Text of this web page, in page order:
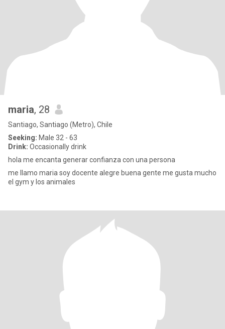
maria, 28
Santiago, Santiago (Metro), Chile
Seeking: Male 32 - 63
Drink: Occasionally drink
hola me encanta generar confianza con una persona
me llamo maria soy docente alegre buena gente me gusta mucho
el gym y los animales